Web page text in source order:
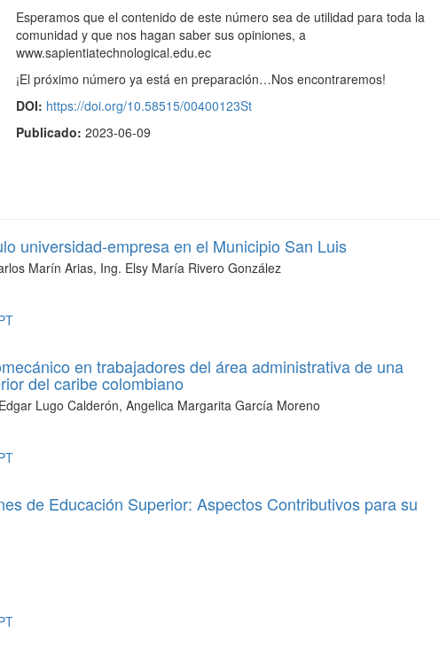
Esperamos que el contenido de este número sea de utilidad para toda la
comunidad y que nos hagan saber sus opiniones, a
www.sapientiatechnological.edu.ec
¡El próximo número ya está en preparación…Nos encontraremos!
DOI: https://doi.org/10.58515/00400123St
Publicado:2023-06-09
universidad-empresa en el Municipio San Luis
Marín Arias, Ing. Elsy María Rivero González
en trabajadores del área administrativa de una
del caribe colombiano
Lugo Calderón, Angelica Margarita García Moreno
de Educación Superior: Aspectos Contributivos para su